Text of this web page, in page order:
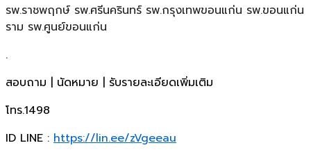
รพ.ราชพฤกษ์ รพ.ศรีนครินทร์ รพ.กรุงเทพขอนแก่น รพ.ขอนแก่น
ราม รพ.ศูนย์ขอนแก่น
.
สอบถาม | นัดหมาย | รับรายละเอียดเพิ่มเติม
โทร.1498
ID LINE : https://lin.ee/zVgeeau